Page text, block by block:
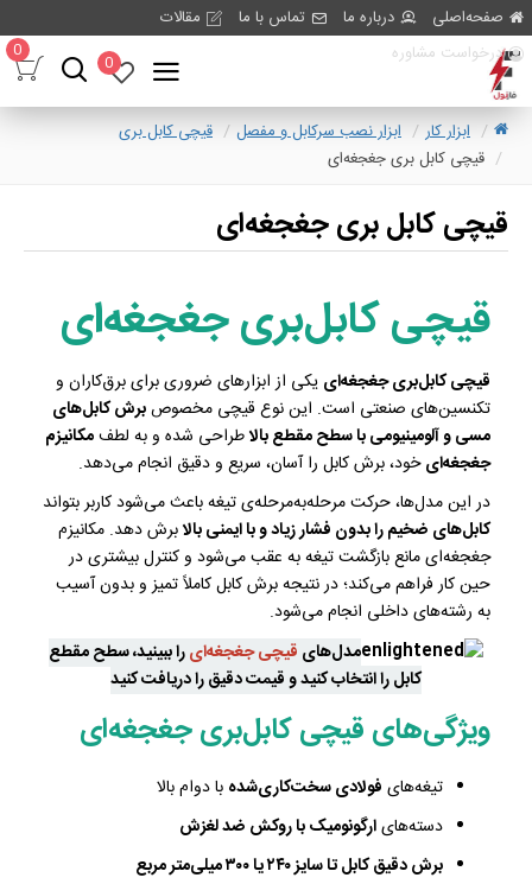
صفحه‌اصلی درباره ما تماس با ما
مقالات
درخواست مشاوره
0
0
ابزار کار ابزار نصب سرکابل و مفصل
قیچی کابل بری
قیچی کابل بری جغجغه‌ای
قیچی کابل بری جغجغه‌ای
قیچی کابل‌بری جغجغه‌ای
قیچی کابل‌بری جغجغه‌ای یکی از ابزارهای ضروری برای برق‌کاران و
تکنسین‌های صنعتی است. این نوع قیچی مخصوصبرش کابل‌های
مسی و آلومینیومی با سطح مقطع بالاطراحی شده و به لطفمکانیزم
جغجغه‌ایخود، برش کابل را آسان، سریع و دقیق انجام می‌دهد.
در این مدل‌ها، حرکت مرحله‌به‌مرحله‌ی تیغه باعث می‌شود کاربر بتواند
کابل‌های ضخیم را بدون فشار زیاد و با ایمنی بالابرش دهد. مکانیزم
جغجغه‌ای مانع بازگشت تیغه به عقب می‌شود و کنترل بیشتری در
حین کار فراهم می‌کند؛ در نتیجه برش کابل کاملاً تمیز و بدون آسیب
به رشته‌های داخلی انجام می‌شود.
مدل‌های قیچی جغجغه‌ایرا ببینید، سطح مقطع
کابل را انتخاب کنید و قیمت دقیق را دریافت کنید
ویژگی‌های قیچی کابل‌بری جغجغه‌ای
تیغه‌های فولادی سخت‌کاری‌شده با دوام بالا
دسته‌هایارگونومیک با روکش ضد لغزش
برش دقیق کابل تا سایز ۲۴۰ یا ۳۰۰ میلی‌متر مربع